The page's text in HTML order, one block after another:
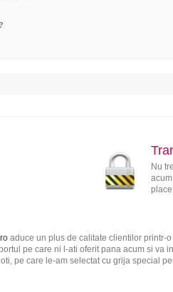
Nu
aduce un plus de calitate clientilor printr-
pe care ni l-ati oferit pana acum si va
pe care le-am selectat cu grija special